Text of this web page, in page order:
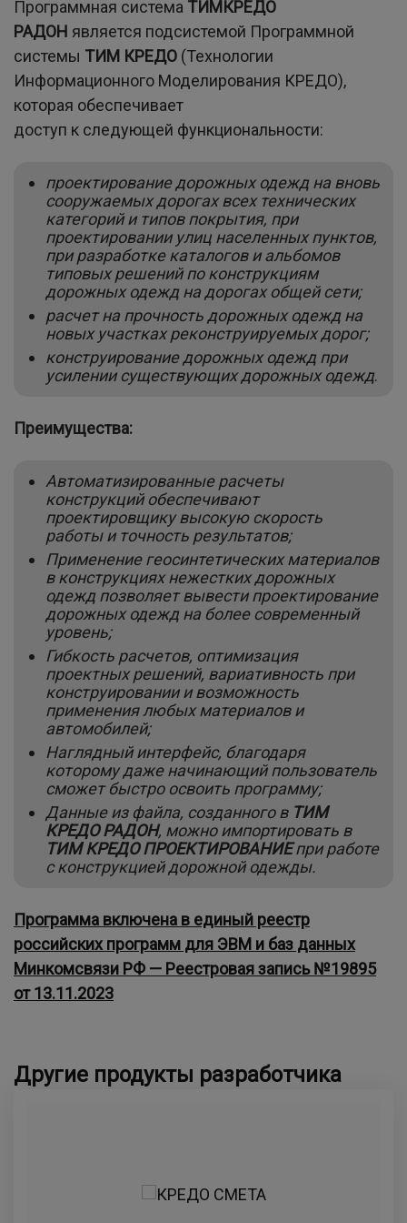
Программная система ТИМ КРЕДО
РАДОН является подсистемой Программной
системы ТИМ КРЕДО (Технологии
Информационного Моделирования КРЕДО),
которая обеспечивает
доступ к следующей функциональности:
проектирование дорожных одежд на вновь
сооружаемых дорогах всех технических
категорий и типов покрытия, при
проектировании улиц населенных пунктов,
при разработке каталогов и альбомов
типовых решений по конструкциям
дорожных одежд на дорогах общей сети;
расчет на прочность дорожных одежд на
новых участках реконструируемых дорог;
конструирование дорожных одежд при
усилении существующих дорожных одежд.
Преимущества:
Автоматизированные расчеты
конструкций обеспечивают
проектировщику высокую скорость
работы и точность результатов;
Применение геосинтетических материалов
в конструкциях нежестких дорожных
одежд позволяет вывести проектирование
дорожных одежд на более современный
уровень;
Гибкость расчетов, оптимизация
проектных решений, вариативность при
конструировании и возможность
применения любых материалов и
автомобилей;
Наглядный интерфейс, благодаря
которому даже начинающий пользователь
сможет быстро освоить программу;
Данные из файла, созданного в ТИМ
КРЕДО РАДОН, можно импортировать в
ТИМ КРЕДО ПРОЕКТИРОВАНИЕпри работе
с конструкцией дорожной одежды.
Программа включена в единый реестр
российских программ для ЭВМ и баз данных
Минкомсвязи РФ — Реестровая запись №19895
от 13.11.2023
Другие продукты разработчика